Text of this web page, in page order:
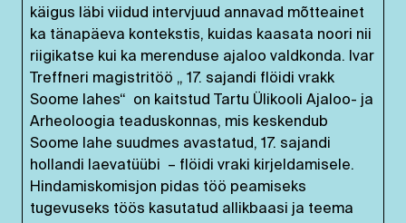
käigus läbi viidud intervjuud annavad mõtteainet
ka tänapäeva kontekstis, kuidas kaasata noori nii
riigikatse kui ka merenduse ajaloo valdkonda. Ivar
Treffneri magistritöö „ 17. sajandi flöidi vrakk
Soome lahes“ on kaitstud Tartu Ülikooli Ajaloo- ja
Arheoloogia teaduskonnas, mis keskendub
Soome lahe suudmes avastatud, 17. sajandi
hollandi laevatüübi – flöidi vraki kirjeldamisele.
Hindamiskomisjon pidas töö peamiseks
tugevuseks töös kasutatud allikbaasi ja teema